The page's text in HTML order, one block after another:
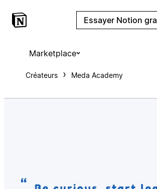
Essayer Notion
Marketplace
Créateurs Meda Academy